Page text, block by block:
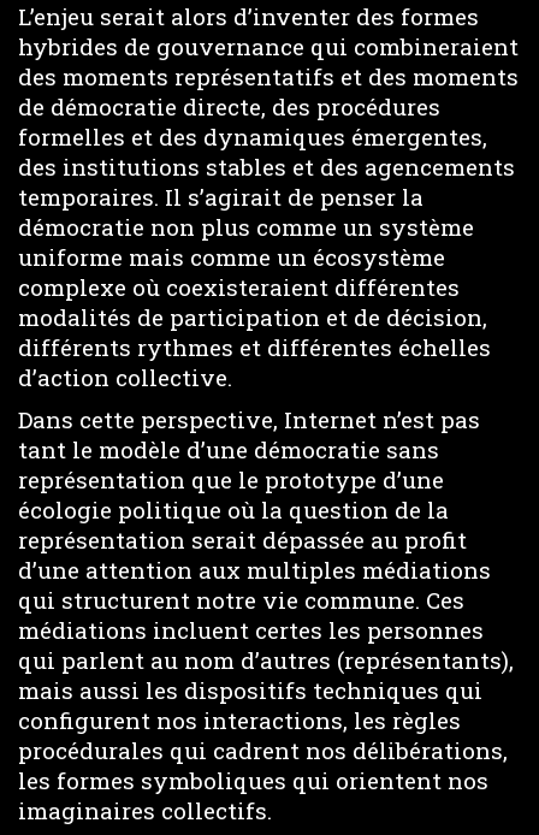
L’enjeu serait alors d’inventer des formes
hybrides de gouvernance qui combineraient
des moments représentatifs et des moments
de démocratie directe, des procédures
formelles et des dynamiques émergentes,
des institutions stables et des agencements
temporaires. Il s’agirait de penser la
démocratie non plus comme un système
uniforme mais comme un écosystème
complexe où coexisteraient différentes
modalités de participation et de décision,
différents rythmes et différentes échelles
d’action collective.
Dans cette perspective, Internet n’est pas
tant le modèle d’une démocratie sans
représentation que le prototype d’une
écologie politique où la question de la
représentation serait dépassée au profit
d’une attention aux multiples médiations
qui structurent notre vie commune. Ces
médiations incluent certes les personnes
qui parlent au nom d’autres (représentants),
mais aussi les dispositifs techniques qui
configurent nos interactions, les règles
procédurales qui cadrent nos délibérations,
les formes symboliques qui orientent nos
imaginaires collectifs.